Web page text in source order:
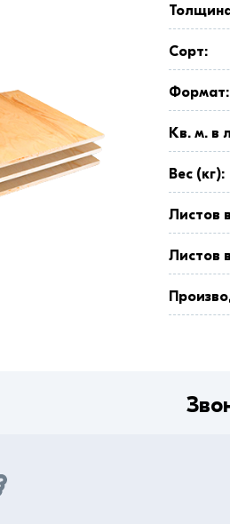
Сорт:
Формат:
Кв. м. в
Вес (кг):
Листов
Листов